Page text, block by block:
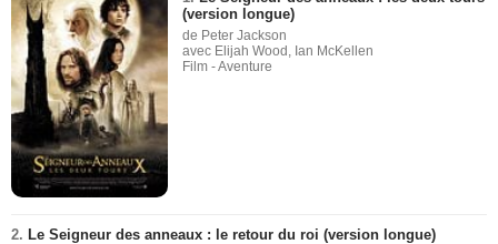
(version longue)
de Peter Jackson
avec Elijah Wood, Ian McKellen
Film - Aventure
2. Le Seigneur des anneaux : le retour du roi (version longue)